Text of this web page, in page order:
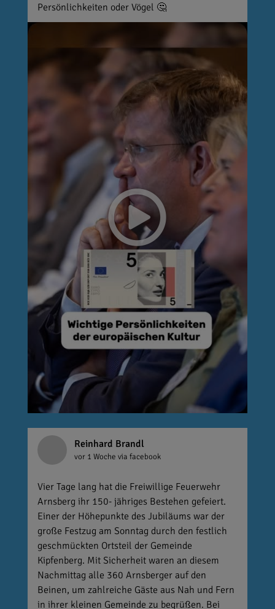
Persönlichkeiten oder Vögel 🤔
Reinhard Brandl
vor 1 Woche via facebook
Vier Tage lang hat die Freiwillige Feuerwehr
Arnsberg ihr 150- jähriges Bestehen gefeiert.
Einer der Höhepunkte des Jubiläums war der
große Festzug am Sonntag durch den festlich
geschmückten Ortsteil der Gemeinde
Kipfenberg. Mit Sicherheit waren an diesem
Nachmittag alle 360 Arnsberger auf den
Beinen, um zahlreiche Gäste aus Nah und Fern
in ihrer kleinen Gemeinde zu begrüßen. Bei